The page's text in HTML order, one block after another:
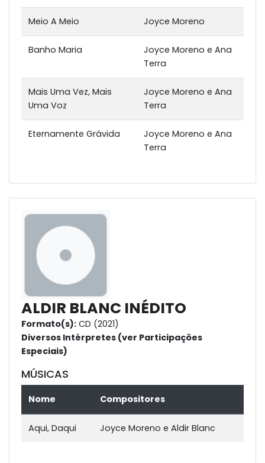
Meio A Meio Joyce Moreno
Banho Maria
Joyce Moreno e Ana
Terra
Mais Uma Vez, Mais
Uma Voz
Joyce Moreno e Ana
Terra
Eternamente Grávida
Joyce Moreno e Ana
Terra
ALDIR BLANC INÉDITO
Formato(s): CD (2021)
Diversos Intérpretes (ver Participações
Especiais)
MÚSICAS
Nome Compositores
Aqui, Daqui Joyce Moreno e Aldir Blanc